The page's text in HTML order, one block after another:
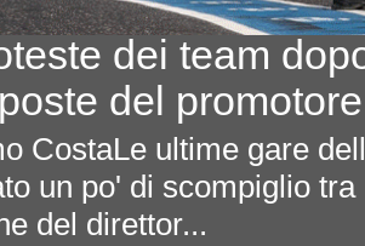
5, il progetto
5 eventi,
all'annuncio della
Reale Spagnola
ha c...